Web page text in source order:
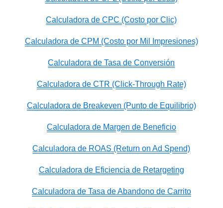
Calculadora de CPC (Costo por Clic)
Calculadora de CPM (Costo por Mil Impresiones)
Calculadora de Tasa de Conversión
Calculadora de CTR (Click-Through Rate)
Calculadora de Breakeven (Punto de Equilibrio)
Calculadora de Margen de Beneficio
Calculadora de ROAS (Return on Ad Spend)
Calculadora de Eficiencia de Retargeting
Calculadora de Tasa de Abandono de Carrito